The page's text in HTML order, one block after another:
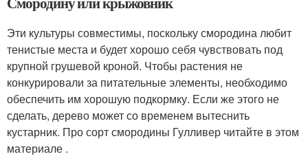
Эти культуры совместимы, поскольку смородина любит
тенистые места и будет хорошо себя чувствовать под
крупной грушевой кроной. Чтобы растения не
конкурировали за питательные элементы, необходимо
обеспечить им хорошую подкормку. Если же этого не
сделать, дерево может со временем вытеснить
кустарник. Про сорт смородины Гулливер читайте в этом
материале .